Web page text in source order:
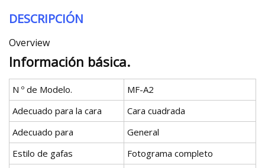
DESCRIPCIÓN
Overview
Información básica.
N º de Modelo.
MF-A2
Adecuado para la cara
Cara cuadrada
Adecuado para
General
Estilo de gafas
Fotograma completo